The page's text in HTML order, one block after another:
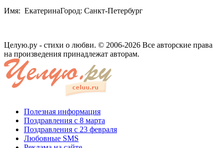
Имя: ЕкатеринаГород: Санкт-Петербург
Целую.ру - стихи о любви. © 2006-2026 Все авторские права
на произведения принадлежат авторам.
Полезная информация
Поздравления с 8 марта
Поздравления с 23 февраля
Любовные SMS